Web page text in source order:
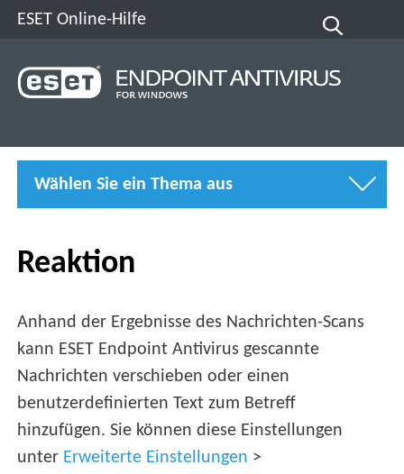
ESET Online-Hilfe
Wählen Sie ein Thema aus
Reaktion
Anhand der Ergebnisse des Nachrichten-Scans
kann ESET Endpoint Antivirus gescannte
Nachrichten verschieben oder einen
benutzerdefinierten Text zum Betreff
hinzufügen. Sie können diese Einstellungen
unter Erweiterte Einstellungen >